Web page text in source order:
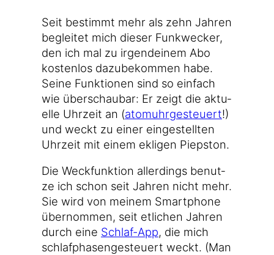
Seit bestimmt mehr als zehn Jah­ren
beglei­tet mich die­ser Funk­we­cker,
den ich mal zu irgend­ei­nem Abo
kos­ten­los dazu­be­kom­men habe.
Sei­ne Funk­tio­nen sind so ein­fach
wie über­schau­bar: Er zeigt die aktu­
el­le Uhr­zeit an (atom­uhr­ge­steu­ert!)
und weckt zu einer ein­ge­stell­ten
Uhr­zeit mit einem ekli­gen Piepston.
Die Weck­funk­ti­on aller­dings benut­
ze ich schon seit Jah­ren nicht mehr.
Sie wird von mei­nem Smart­phone
über­nom­men, seit etli­chen Jah­ren
durch eine Schlaf-App, die mich
schlaf­pha­sen­ge­steu­ert weckt. (Man